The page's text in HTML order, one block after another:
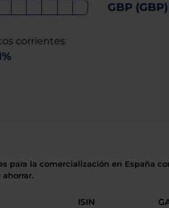
GBP (GBP)
corrientes:
para la comercialización en España
ISIN